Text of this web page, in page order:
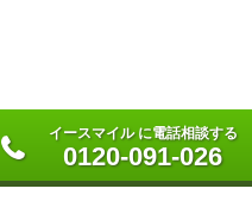
イースマイル に電話相談する
0120-091-026